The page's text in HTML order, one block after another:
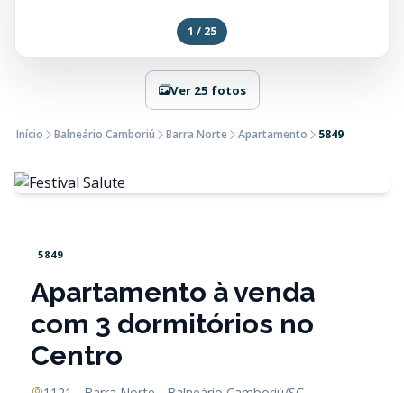
1 / 25
Ver 25 fotos
Início Balneário Camboriú Barra Norte Apartamento 5849
5849
Apartamento à venda
com 3 dormitórios no
Centro